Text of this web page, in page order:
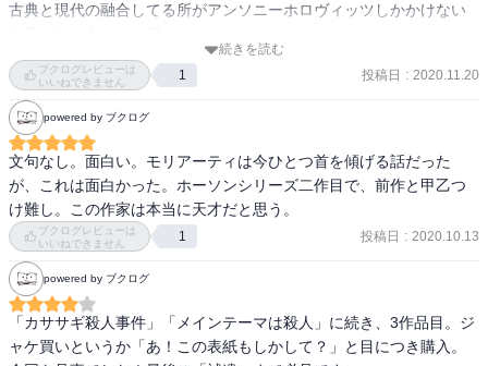
今作を読んで、踊る大捜査線の映画を思い出した。子供のしたこと
古典と現代の融合してる所がアンソニーホロヴィッツしかかけない
続きを読む
ブクログレビューは
いいねできません
1 投稿日 : 2020.11.20
powered by ブクログ
文句なし。面白い。モリアーティは今ひとつ首を傾げる話だった
が、これは面白かった。ホーソンシリーズ二作目で、前作と甲乙つ
け難し。この作家は本当に天才だと思う。
ブクログレビューは
いいねできません
1 投稿日 : 2020.10.13
powered by ブクログ
「カササギ殺人事件」「メインテーマは殺人」に続き、3作品目。ジ
ャケ買いというか「あ！この表紙もしかして？」と目につき購入。